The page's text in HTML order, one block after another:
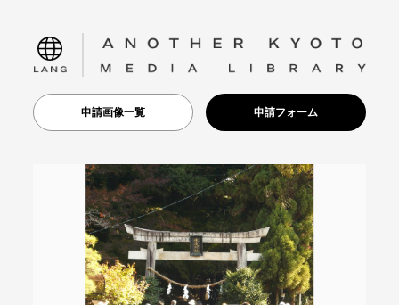
language
申請画像一覧 申請フォーム